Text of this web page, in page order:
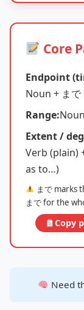
Core
Endpoint
Noun + ま
Range:
Extent /
Verb (plain)
as to…)
まで marks
まで for the
Copy
Need